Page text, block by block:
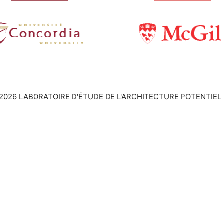
LABORATOIRE D'ÉTUDE DE L'ARCHITECTURE